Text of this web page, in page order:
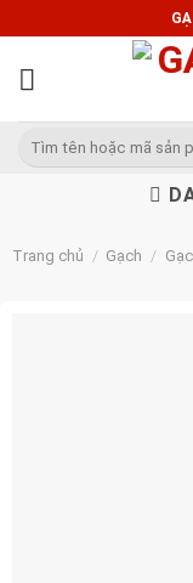
to
content
Tìm
Trang chủ / Gạch /